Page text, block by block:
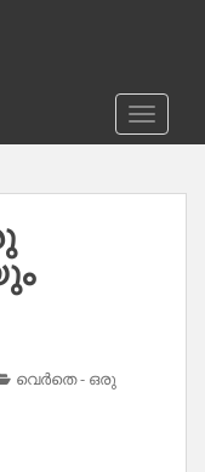
വെർതെ - ഒരു